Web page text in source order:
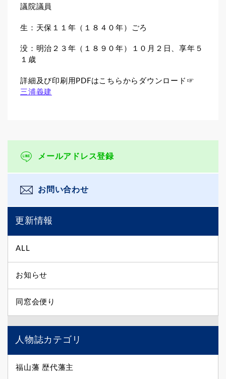
議院議員
生：天保１１年（１８４０年）ごろ
没：明治２３年（１８９０年）１０月２日、享年５
１歳
詳細及び印刷用PDFはこちらからダウンロード☞
三浦義建
メールアドレス登録
お問い合わせ
更新情報
ALL
お知らせ
同窓会便り
人物誌カテゴリ
福山藩 歴代藩主